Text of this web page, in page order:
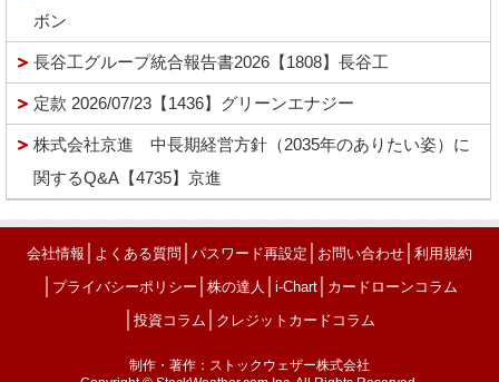
ボン
長谷工グループ統合報告書2026【1808】長谷工
定款 2026/07/23【1436】グリーンエナジー
株式会社京進 中長期経営方針（2035年のありたい姿）に
関するQ&A【4735】京進
会社情報 よくある質問 パスワード再設定 お問い合わせ 利用規約
プライバシーポリシー 株の達人 i-Chart│ カードローンコラム
投資コラム クレジットカードコラム
制作・著作：ストックウェザー株式会社